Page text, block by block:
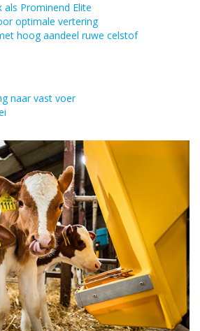
Prominend Elite
optimale vertering
hoog aandeel ruwe celstof
naar vast voer